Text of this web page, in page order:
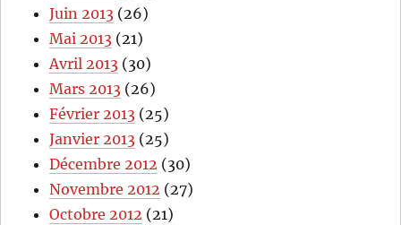
Juin 2013 (26)
Mai 2013 (21)
Avril 2013 (30)
Mars 2013 (26)
Février 2013 (25)
Janvier 2013 (25)
Décembre 2012 (30)
Novembre 2012 (27)
Octobre 2012 (21)